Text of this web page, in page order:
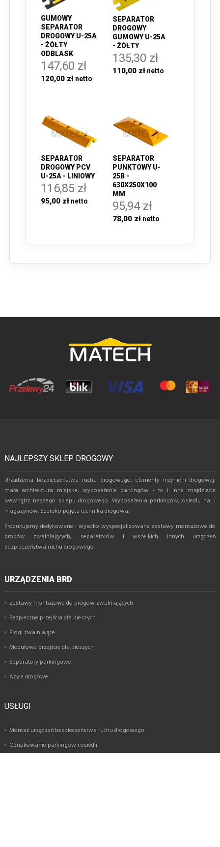
GUMOWY
SEPARATOR
DROGOWY U-25A
- ŻÓŁTY
ODBLASK
147,60 zł
120,00 zł
SEPARATOR
DROGOWY
GUMOWY U-25A
- ŻÓŁTY
135,30 zł
110,00 zł
SEPARATOR
DROGOWY PCV
U-25A - LINIOWY
116,85 zł
95,00 zł
SEPARATOR
PUNKTOWY U-
25B -
630X250X100
MM
95,94 zł
78,00 zł
NAJLEPSZY SKLEP DROGOWY
Urządzenia bezpieczeństwa ruchu drogowego, elementy inżynierii drogowej,
mała architektura miejska, wyposażenie parkingów - to i inne znajdziecie
wewnątrz naszego sklepu drogowego. Wyposażenia parkingów, osiedli, hal i
magazynów. Szeroko pojęta technika drogowa.
Produkujemy dedykowane i wysoko wyspecjalizowane zestawy montażowe do
progów zwalniających, separatorów i wszelkich innych urządzeń
bezpieczeństwa ruchu drogowego.
URZĄDZENIA BRD
Zestawy montażowe do progów zwalniających
Bezpieczne przejścia dla pieszych
Progi zwalniające
Modułowe przejście dla pieszych
Separatory parkingowe
Azyle drogowe
USŁUGI
Montaż urządzeń bezpieczeństwa ruchu drogowego
Oznakowanie parkingów i osiedli